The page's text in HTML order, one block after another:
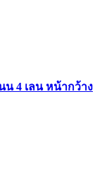
4 เลน หน้ากว้าง